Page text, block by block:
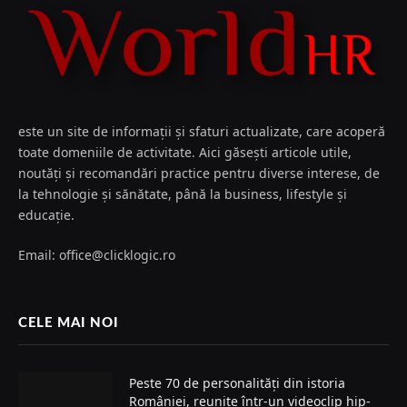
este un site de informații și sfaturi actualizate, care acoperă
toate domeniile de activitate. Aici găsești articole utile,
noutăți și recomandări practice pentru diverse interese, de
la tehnologie și sănătate, până la business, lifestyle și
educație.
Email: office@clicklogic.ro
CELE MAI NOI
Peste 70 de personalități din istoria
României, reunite într-un videoclip hip-